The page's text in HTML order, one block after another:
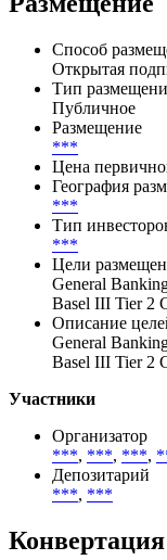
Размещение
Способ
Открытая
Тип
Публичное
Размещение
***
Цена
География
***
Тип
***
Цели
General
Basel III Tier 2
Описание
Basel III Tier 2
Участники
Депозитарий